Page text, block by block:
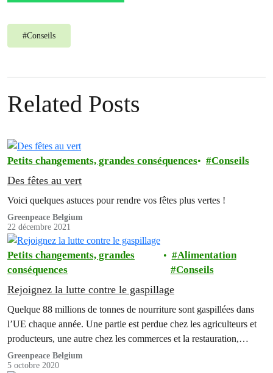
#Conseils
Related Posts
Petits changements, grandes conséquences Conseils
Des fêtes au vert
Voici quelques astuces pour rendre vos fêtes plus vertes !
Greenpeace Belgium
22 décembre 2021
Petits changements, grandes
conséquences
Alimentation
Conseils
Rejoignez la lutte contre le gaspillage
Quelque 88 millions de tonnes de nourriture sont gaspillées dans
l’UE chaque année. Une partie est perdue chez les agriculteurs et
producteurs, une autre chez les commerces et la restauration,…
Greenpeace Belgium
5 octobre 2020